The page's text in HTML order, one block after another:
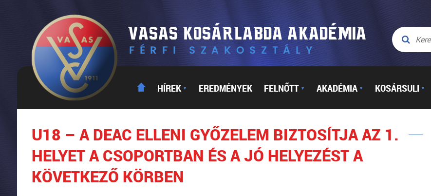
HÍREK ▼ EREDMÉNYEK FELNŐTT ▼ AKADÉMIA ▼ KOSÁRSULI ▼
U18 – A DEAC ELLENI GYŐZELEM BIZTOSÍTJA AZ 1.
HELYET A CSOPORTBAN ÉS A JÓ HELYEZÉST A
KÖVETKEZŐ KÖRBEN